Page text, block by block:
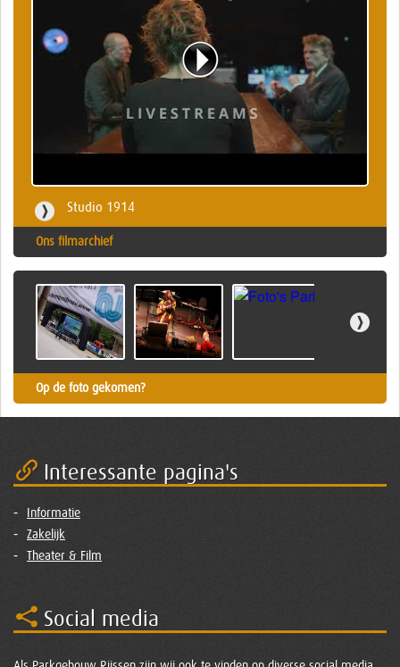
Studio 1914
Ons filmarchief
Op de foto gekomen?
Interessante pagina's
Informatie
Zakelijk
Theater & Film
Social media